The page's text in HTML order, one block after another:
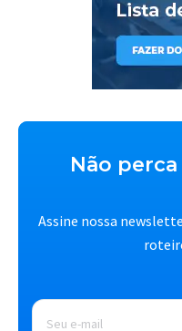
Não
Assine nossa
E-
mail *